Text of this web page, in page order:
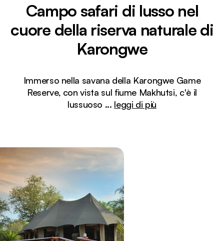
Campo safari di lusso nel
cuore della riserva naturale di
Karongwe
Immerso nella savana della Karongwe Game
Reserve, con vista sul fiume Makhutsi, c'è il
lussuoso ... leggi di più